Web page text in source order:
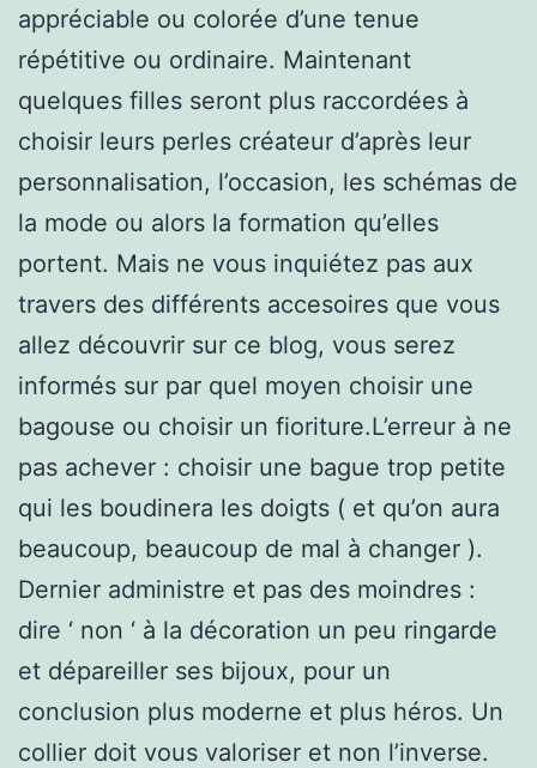
appréciable ou colorée d’une tenue
répétitive ou ordinaire. Maintenant
quelques filles seront plus raccordées à
choisir leurs perles créateur d’après leur
personnalisation, l’occasion, les schémas de
la mode ou alors la formation qu’elles
portent. Mais ne vous inquiétez pas aux
travers des différents accesoires que vous
allez découvrir sur ce blog, vous serez
informés sur par quel moyen choisir une
bagouse ou choisir un fioriture.L’erreur à ne
pas achever : choisir une bague trop petite
qui les boudinera les doigts ( et qu’on aura
beaucoup, beaucoup de mal à changer ).
Dernier administre et pas des moindres :
dire ‘ non ‘ à la décoration un peu ringarde
et dépareiller ses bijoux, pour un
conclusion plus moderne et plus héros. Un
collier doit vous valoriser et non l’inverse.